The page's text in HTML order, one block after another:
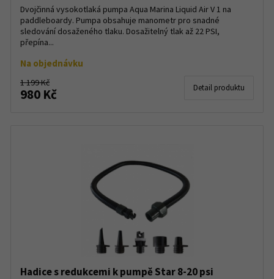
Dvojčinná vysokotlaká pumpa Aqua Marina Liquid Air V 1 na
paddleboardy. Pumpa obsahuje manometr pro snadné
sledování dosaženého tlaku. Dosažitelný tlak až 22 PSI,
přepína...
Na objednávku
1 199 Kč
980 Kč Detail produktu
Hadice s redukcemi k pumpě Star 8-20 psi